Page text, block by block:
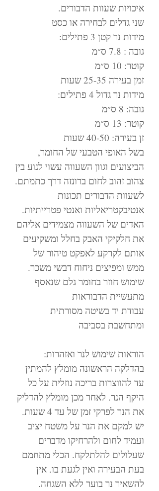
איכויות שעוות הדבורים.
שני גדלים לבחירה או כסט
מידות נר קטן 3 פתילים:
גובה : 7.8 ס״מ
קוטר: 10 ס״מ
זמן בעירה 25-35 שעות
מידות נר גדול 4 פתילים:
גובה: 8 ס״מ
קוטר: 13 ס״מ
זן בעירה: 40-50 שעות
בשל האופי הטבעי של החומר,
הביצועים וגוון השעווה עשוי לנוע בין
צהוב זהוב לחום ברונזה דרך כתמתם.
לשעוות הדבורים תכונות
אנטיבקטריאליות ואנטי פטרייתיות.
האדים של השעווה מצמידים אליהם
את חלקיקי האבק בחלל ומשקיעים
אותם לקרקע לאפקט טיהור של
ממש ומפיצים ניחוח דבשי משכר.
שימוש חוזר בחומר גלם שנאסף
מתעשיית הדבוראות
עבודת יד בשיטה מסורתית
ומתחשבת בסביבה
הוראות שימוש לנר ואזהרות:
בהדלקה הראשונה מומלץ להמתין
עד להווצרות בריכה נוזלית על כל
היקף הנר. לאחר מכן מומלץ להדליק
את הנר לפרקי זמן של עד 4 שעות.
יש למקם את הנר על משטח יציב
ועמיד לחום ולהרחיקו מדברים
שעלולים להלתלקח. הכלי מתחמם
בעת הבעירה ואין לגעת בו. אין
להשאיר נר בוער ללא השגחה.